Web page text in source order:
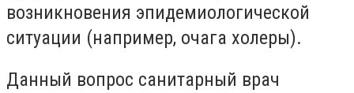
возникновения эпидемиологической
ситуации (например, очага холеры).
Данный вопрос санитарный врач